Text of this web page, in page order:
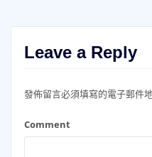
Leave a Reply
發佈留言必須填寫的電子郵件
Comment